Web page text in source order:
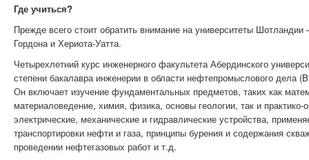
Где учиться?
Прежде всего стоит обратить внимание на университеты Шотландии
Гордона и Хериота-Уатта.
Четырехлетний курс инженерного факультета Абердинского
степени бакалавра инженерии в области нефтепромыслового дела
Он включает изучение фундаментальных предметов, таких как
материаловедение, химия, физика, основы геологии, так и практико-
электрические, механические и гидравлические устройства,
транспортировки нефти и газа, принципы бурения и содержания
проведении нефтегазовых работ и т.д.